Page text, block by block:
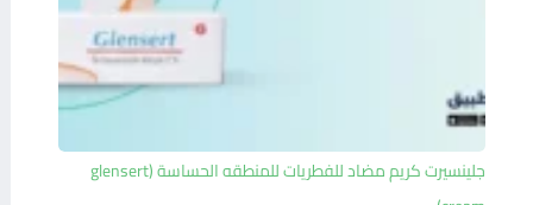
جلينسيرت كريم مضاد للفطريات للمنطقه الحساسة (glensert